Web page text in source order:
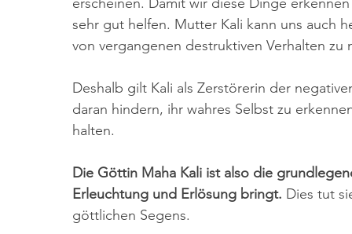
sehr gut helfen. Mutter Kali kann uns auch
von vergangenen destruktiven Verhalten zu
Deshalb gilt Kali als Zerstörerin der
daran hindern, ihr wahres Selbst zu
halten.
Die Göttin Maha Kali ist also die
Erleuchtung und Erlösung bringt. Dies tut
göttlichen Segens.